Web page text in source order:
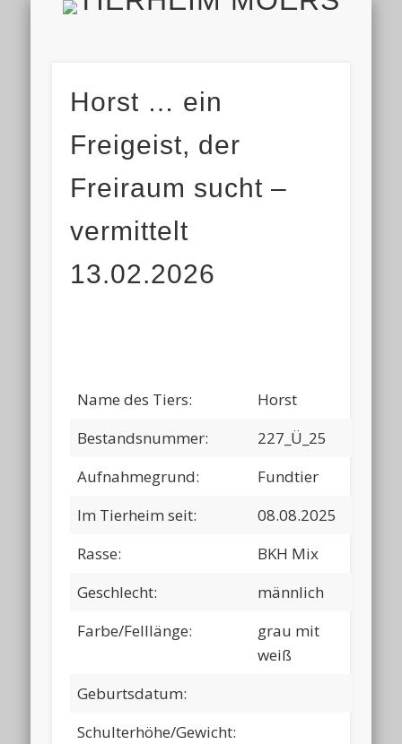
HOME
AKTUELL
ALLE TIERE
HELFEN
TIERHEIM & VEREIN
VIELEN DANK!
IMPRESSUM & DATENSCHUTZ
FINDEFIX
Horst … ein
Freigeist, der
Freiraum sucht –
vermittelt
13.02.2026
Name des Tiers:
Horst
Bestandsnummer:
227_Ü_25
Aufnahmegrund:
Fundtier
Im Tierheim seit:
08.08.2025
Rasse:
BKH Mix
Geschlecht:
männlich
Farbe/Felllänge:
grau mit
weiß
Geburtsdatum:
Schulterhöhe/Gewicht: